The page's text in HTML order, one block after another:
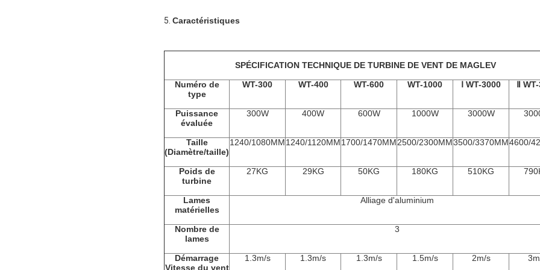
5. Caractéristiques
SPÉCIFICATION TECHNIQUE DE TURBINE DE VENT DE MAGLEV
Numéro de
type
WT-300 WT-400 WT-600 WT-1000 Ⅰ WT-3000 Ⅱ
Puissance
évaluée
300W 400W 600W 1000W 3000W
Taille
(Diamètre/taille)
1240/1080MM1240/1120MM1700/1470MM2500/2300MM3500/3370MM4600/
Poids de
turbine
27KG 29KG 50KG 180KG 510KG
Lames
matérielles
Alliage d'aluminium
Nombre de
lames
3
Démarrage
Vitesse du vent
1.3m/s 1.3m/s 1.3m/s 1.5m/s 2m/s